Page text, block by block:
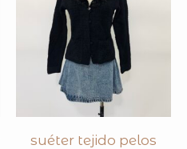
suéter tejido pelos